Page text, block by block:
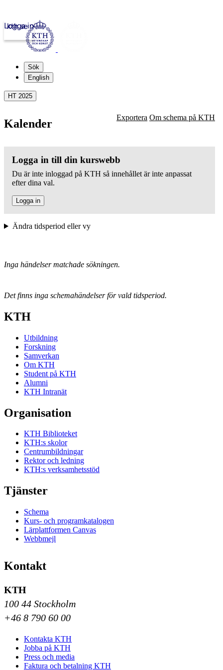
kth.se
Logga in
Sök
English
HT 2025
Kalender Exportera Om schema på KTH
Logga in till din kurswebb
Du är inte inloggad på KTH så innehållet är inte anpassat
efter dina val.
Logga in
Ändra tidsperiod eller vy
Inga händelser matchade sökningen.
Det finns inga schemahändelser för vald tidsperiod.
KTH
Utbildning
Forskning
Samverkan
Om KTH
Student på KTH
Alumni
KTH Intranät
Organisation
KTH Biblioteket
KTH:s skolor
Centrumbildningar
Rektor och ledning
KTH:s verksamhetsstöd
Tjänster
Schema
Kurs- och programkatalogen
Lärplattformen Canvas
Webbmejl
Kontakt
KTH
100 44 Stockholm
+46 8 790 60 00
Kontakta KTH
Jobba på KTH
Press och media
Faktura och betalning KTH